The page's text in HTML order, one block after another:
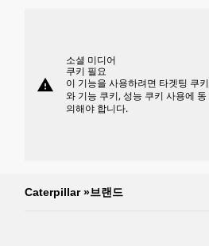
warning
소셜 미디어
쿠키 필요
이 기능을 사용하려면 타겟팅 쿠키
와 기능 쿠키, 성능 쿠키 사용에 동
의해야 합니다.
Caterpillar »브랜드